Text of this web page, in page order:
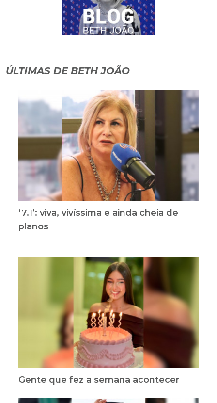
‘7.1’: viva, vivíssima e ainda cheia de
planos
Gente que fez a semana acontecer